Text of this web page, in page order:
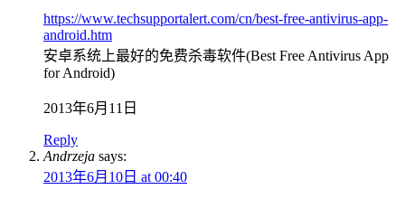
https://www.techsupportalert.com/cn/best-free-antivirus-app-
android.htm
安卓系统上最好的免费杀毒软件(Best Free Antivirus App
for Android)
2013年6月11日
Reply
Andrzeja says:
2013年6月10日 at 00:40